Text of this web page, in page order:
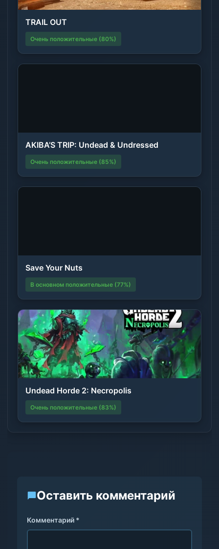
TRAIL OUT
Очень положительные (80%)
AKIBA’S TRIP: Undead & Undressed
Очень положительные (85%)
Save Your Nuts
В основном положительные (77%)
Undead Horde 2: Necropolis
Очень положительные (83%)
Оставить комментарий
Комментарий *